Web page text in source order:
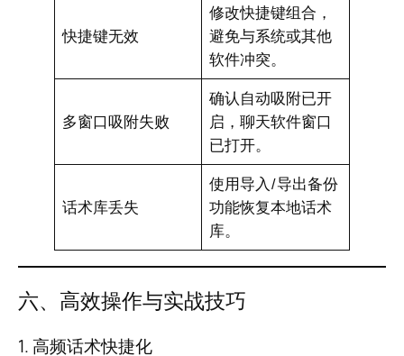
快捷键无效
修改快捷键组合，
避免与系统或其他
软件冲突。
多窗口吸附失败
确认自动吸附已开
启，聊天软件窗口
已打开。
话术库丢失
使用导入/导出备份
功能恢复本地话术
库。
六、高效操作与实战技巧
1. 高频话术快捷化